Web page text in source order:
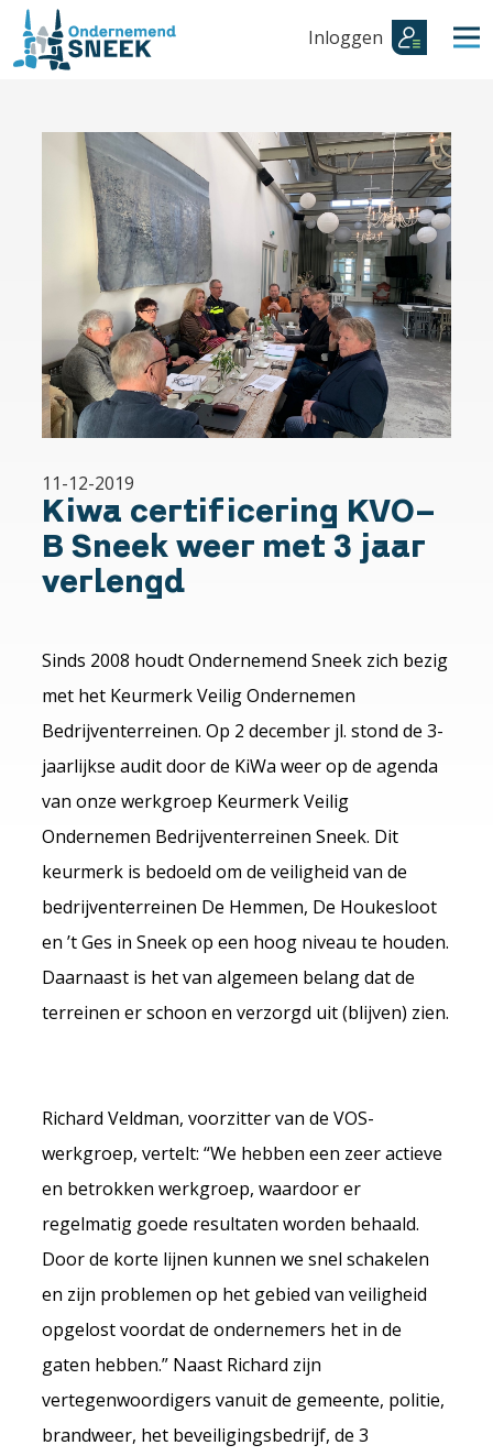
Inloggen
11-12-2019
Kiwa certificering KVO-
B Sneek weer met 3 jaar
verlengd
Sinds 2008 houdt Ondernemend Sneek zich bezig
met het Keurmerk Veilig Ondernemen
Bedrijventerreinen. Op 2 december jl. stond de 3-
jaarlijkse audit door de KiWa weer op de agenda
van onze werkgroep Keurmerk Veilig
Ondernemen Bedrijventerreinen Sneek. Dit
keurmerk is bedoeld om de veiligheid van de
bedrijventerreinen De Hemmen, De Houkesloot
en ’t Ges in Sneek op een hoog niveau te houden.
Daarnaast is het van algemeen belang dat de
terreinen er schoon en verzorgd uit (blijven) zien.
Richard Veldman, voorzitter van de VOS-
werkgroep, vertelt: “We hebben een zeer actieve
en betrokken werkgroep, waardoor er
regelmatig goede resultaten worden behaald.
Door de korte lijnen kunnen we snel schakelen
en zijn problemen op het gebied van veiligheid
opgelost voordat de ondernemers het in de
gaten hebben.” Naast Richard zijn
vertegenwoordigers vanuit de gemeente, politie,
brandweer, het beveiligingsbedrijf, de 3